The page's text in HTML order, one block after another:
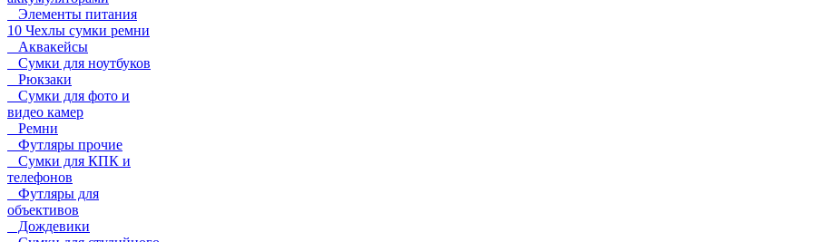
Элементы питания
10 Чехлы сумки ремни
Аквакейсы
Сумки для ноутбуков
Рюкзаки
Сумки для фото и
видео камер
Ремни
Футляры прочие
Сумки для КПК и
телефонов
Футляры для
объективов
Дождевики